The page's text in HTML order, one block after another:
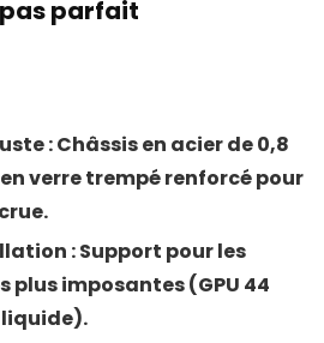
parfait
: Châssis en acier de 0,8
verre trempé renforcé pour
: Support pour les
imposantes (GPU 44
liquide).